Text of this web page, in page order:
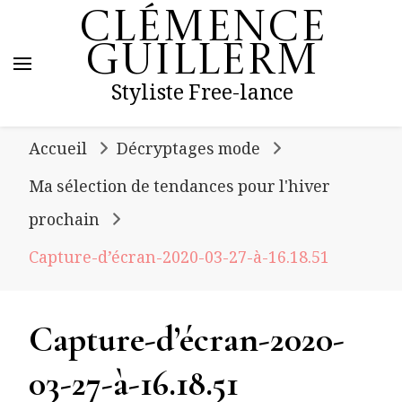
Clémence
Guillerm
Styliste Free-lance
Accueil
Décryptages mode
Ma sélection de tendances pour l'hiver
prochain
Capture-d’écran-2020-03-27-à-16.18.51
Capture-d’écran-2020-
03-27-à-16.18.51